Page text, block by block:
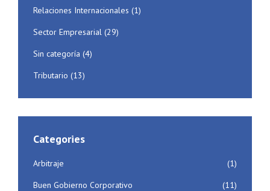
Relaciones Internacionales (1)
Sector Empresarial (29)
Sin categoría (4)
Tributario (13)
Categories
Arbitraje
(1)
Buen Gobierno Corporativo
(11)